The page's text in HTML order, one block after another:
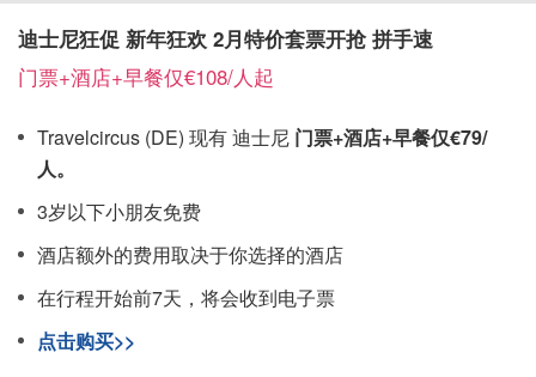
迪士尼狂促 新年狂欢 2月特价套票开抢 拼手速
门票+酒店+早餐仅€108/人起
Travelcircus (DE) 现有 迪士尼 门票+酒店+早餐仅€79/
人。
3岁以下小朋友免费
酒店额外的费用取决于你选择的酒店
在行程开始前7天，将会收到电子票
点击购买>>